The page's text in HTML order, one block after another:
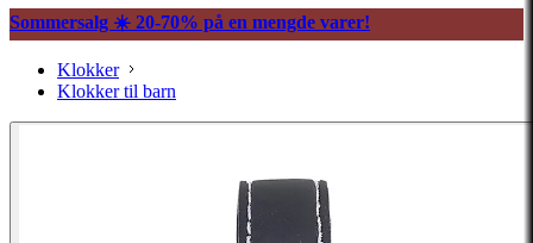
Sommersalg ☀️ 20-70% på en mengde varer!
Klokker
Klokker til barn